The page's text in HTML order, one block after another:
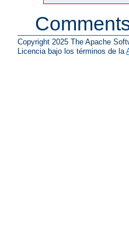
Copyright 2025 The Apache
Licencia bajo los términos de la